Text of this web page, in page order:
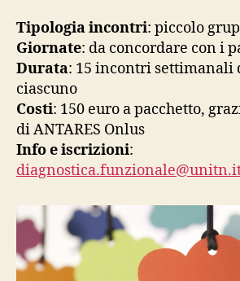
Tipologia incontri: piccolo
Giornate: da concordare con i
Durata: 15 incontri settimanali
ciascuno
Costi: 150 euro a pacchetto,
di ANTARES Onlus
Info e iscrizioni: